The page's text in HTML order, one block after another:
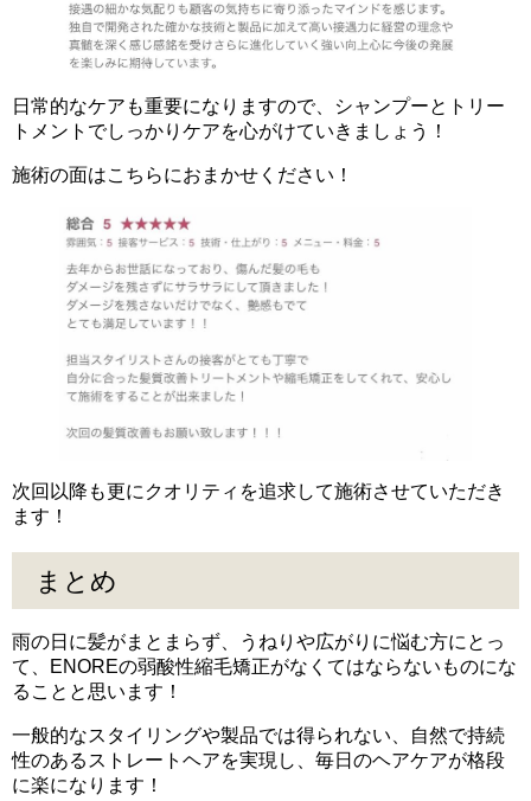
日常的なケアも重要になりますので、シャンプーとトリー
トメントでしっかりケアを心がけていきましょう！
施術の面はこちらにおまかせください！
次回以降も更にクオリティを追求して施術させていただき
ます！
まとめ
雨の日に髪がまとまらず、うねりや広がりに悩む方にとっ
て、ENOREの弱酸性縮毛矯正がなくてはならないものにな
ることと思います！
一般的なスタイリングや製品では得られない、自然で持続
性のあるストレートヘアを実現し、毎日のヘアケアが格段
に楽になります！